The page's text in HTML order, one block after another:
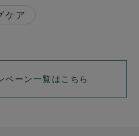
ケア
ペーン一覧はこちら